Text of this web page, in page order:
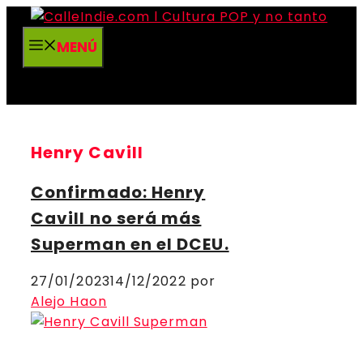
Saltar
contenidoMENÚ
Henry Cavill
Confirmado: Henry
Cavill no será más
Superman en el DCEU.
27/01/202314/12/2022 por
Alejo Haon